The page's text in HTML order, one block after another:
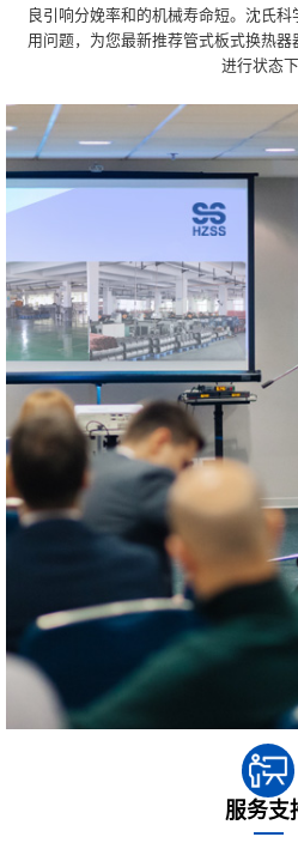
良引响分娩率和的机械寿命短。沈氏
用问题，为您最新推荐管式板式换热
进行状态下
服务支